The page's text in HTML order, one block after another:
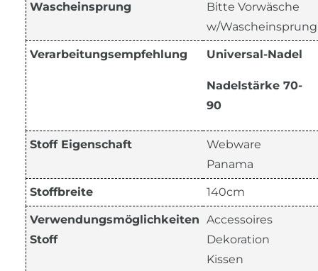
Wascheinsprung
Bitte Vorwäsche
w/Wascheinsprung
Verarbeitungsempfehlung Universal-Nadel
Nadelstärke 70-
90
Stoff Eigenschaft
Webware
Panama
Stoffbreite 140cm
Verwendungsmöglichkeiten
Stoff
Accessoires
Dekoration
Kissen